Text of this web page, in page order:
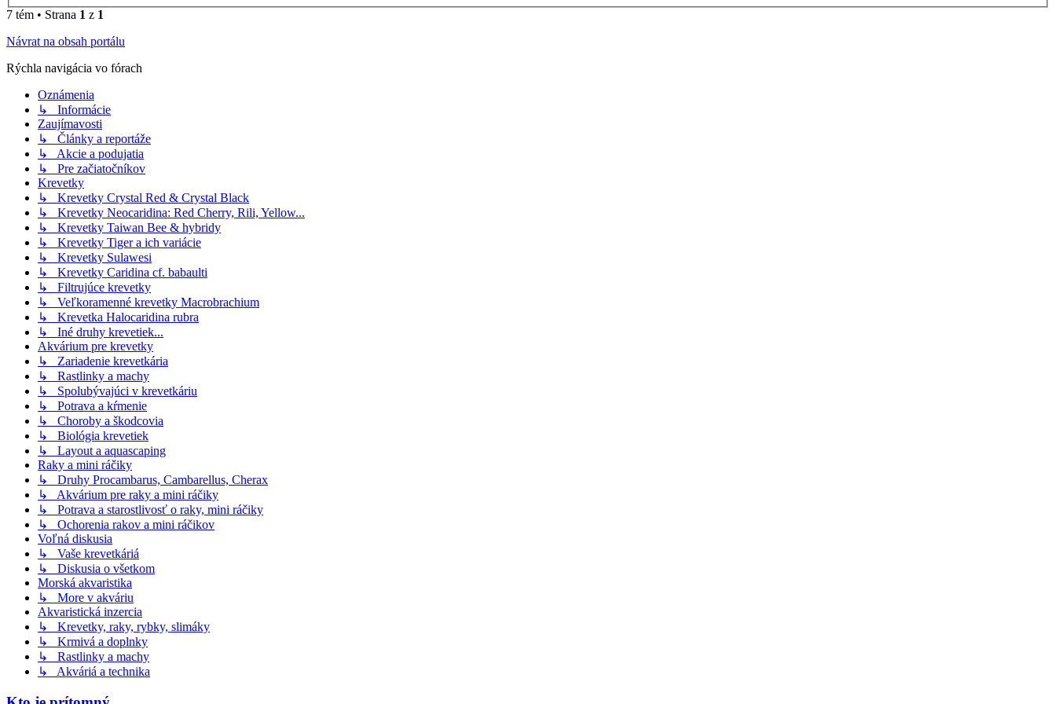
7 tém • Strana 1 z 1
Návrat na obsah portálu
Rýchla navigácia vo fórach
Oznámenia
↳ Informácie
Zaujímavosti
↳ Články a reportáže
↳ Akcie a podujatia
↳ Pre začiatočníkov
Krevetky
↳ Krevetky Crystal Red & Crystal Black
↳ Krevetky Neocaridina: Red Cherry, Rili, Yellow...
↳ Krevetky Taiwan Bee & hybridy
↳ Krevetky Tiger a ich variácie
↳ Krevetky Sulawesi
↳ Krevetky Caridina cf. babaulti
↳ Filtrujúce krevetky
↳ Veľkoramenné krevetky Macrobrachium
↳ Krevetka Halocaridina rubra
↳ Iné druhy krevetiek...
Akvárium pre krevetky
↳ Zariadenie krevetkária
↳ Rastlinky a machy
↳ Spolubývajúci v krevetkáriu
↳ Potrava a kŕmenie
↳ Choroby a škodcovia
↳ Biológia krevetiek
↳ Layout a aquascaping
Raky a mini ráčiky
↳ Druhy Procambarus, Cambarellus, Cherax
↳ Akvárium pre raky a mini ráčiky
↳ Potrava a starostlivosť o raky, mini ráčiky
↳ Ochorenia rakov a mini ráčikov
Voľná diskusia
↳ Vaše krevetkáriá
↳ Diskusia o všetkom
Morská akvaristika
↳ More v akváriu
Akvaristická inzercia
↳ Krevetky, raky, rybky, slimáky
↳ Krmivá a doplnky
↳ Rastlinky a machy
↳ Akváriá a technika